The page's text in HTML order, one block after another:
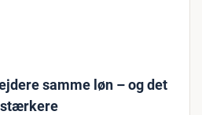
samme løn – og det
stærkere